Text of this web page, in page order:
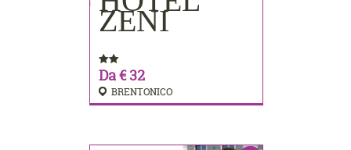
ZENI
Da € 32
BRENTONICO